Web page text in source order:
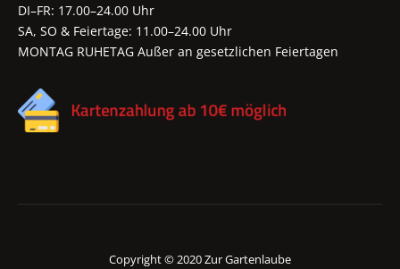
DI–FR: 17.00–24.00 Uhr
SA, SO & Feiertage: 11.00–24.00 Uhr
MONTAG RUHETAG Außer an gesetzlichen Feiertagen
Copyright © 2020 Zur Gartenlaube